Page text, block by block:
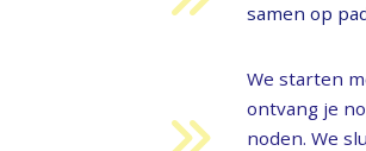
We starten
ontvang je
noden. We